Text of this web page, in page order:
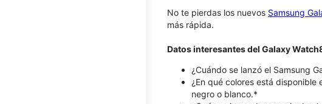
No te pierdas los nuevos Samsung
más rápida.
Datos interesantes del Galaxy
¿Cuándo se lanzó el Samsung
¿En qué colores está disponible
negro o blanco.*